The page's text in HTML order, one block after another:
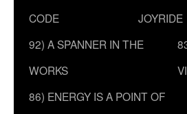
CODE
JOYRIDE
92) A SPANNER IN THE
WORKS
86) ENERGY IS A POINT OF